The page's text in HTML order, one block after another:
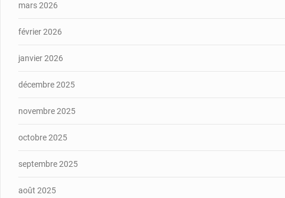
mars 2026
février 2026
janvier 2026
décembre 2025
novembre 2025
octobre 2025
septembre 2025
août 2025